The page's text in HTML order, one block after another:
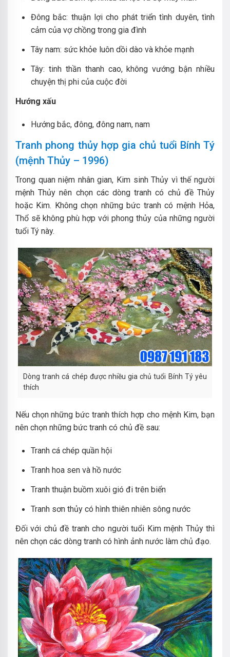
Đông bắc: thuận lợi cho phát triển tình duyên, tình
cảm của vợ chồng trong gia đình
Tây nam: sức khỏe luôn dồi dào và khỏe mạnh
Tây: tinh thần thanh cao, không vướng bận nhiều
chuyện thị phi của cuộc đời
Hướng xấu
Hướng bắc, đông, đông nam, nam
Tranh phong thủy hợp gia chủ tuổi Bính Tý
(mệnh Thủy – 1996)
Trong quan niệm nhân gian, Kim sinh Thủy vì thế người
mệnh Thủy nên chọn các dòng tranh có chủ đề Thủy
hoặc Kim. Không chọn những bức tranh có mệnh Hỏa,
Thổ sẽ không phù hợp với phong thủy của những người
tuổi Tý này.
Dòng tranh cá chép được nhiều gia chủ tuổi Bính Tý yêu
thích
Nếu chọn những bức tranh thích hợp cho mệnh Kim, bạn
nên chọn những bức tranh có chủ đề sau:
Tranh cá chép quần hội
Tranh hoa sen và hồ nước
Tranh thuận buồm xuôi gió đi trên biển
Tranh sơn thủy có hình thiên nhiên sông nước
Đối với chủ đề tranh cho người tuổi Kim mệnh Thủy thì
nên chọn các dòng tranh có hình ảnh nước làm chủ đạo.